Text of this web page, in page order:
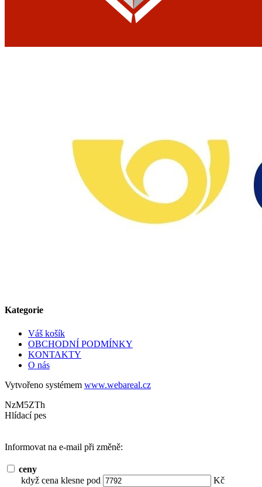
Kategorie
Váš košík
OBCHODNÍ PODMÍNKY
KONTAKTY
O nás
Vytvořeno systémem www.webareal.cz
NzM5ZTh
Hlídací pes
Informovat na e-mail při změně:
ceny
když cena klesne pod
Kč